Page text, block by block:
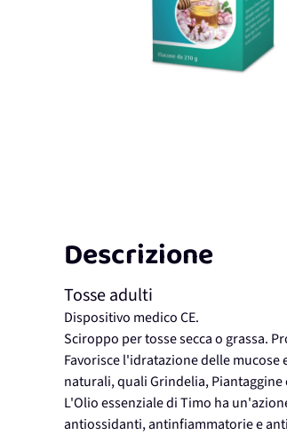
Descrizione
Tosse adulti
Dispositivo medico CE.
Sciroppo per tosse secca o grassa.
Favorisce l'idratazione delle
naturali, quali Grindelia,
L'Olio essenziale di Timo ha
antiossidanti, antinfiammatorie e